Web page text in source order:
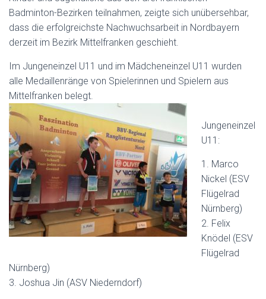
Badminton-Bezirken teilnahmen, zeigte sich unübersehbar,
dass die erfolgreichste Nachwuchsarbeit in Nordbayern
derzeit im Bezirk Mittelfranken geschieht.
Im Jungeneinzel U11 und im Mädcheneinzel U11 wurden
alle Medaillenränge von Spielerinnen und Spielern aus
Mittelfranken belegt.
Jungeneinzel
U11:
1. Marco
Nickel (ESV
Flügelrad
Nürnberg)
2. Felix
Knödel (ESV
Flügelrad
Nürnberg)
3. Joshua Jin (ASV Niederndorf)